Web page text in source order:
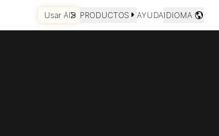
Usar AI PRODUCTOS AYUDAIDIOMA